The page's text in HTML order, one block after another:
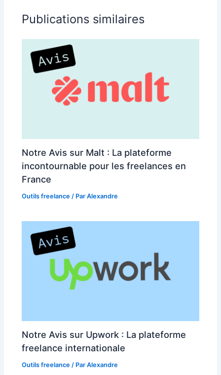
Publications similaires
Notre Avis sur Malt : La plateforme
incontournable pour les freelances en
France
Outils freelance / ParAlexandre
Notre Avis sur Upwork : La plateforme
freelance internationale
Outils freelance / ParAlexandre